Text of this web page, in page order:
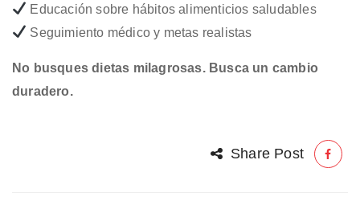
Educación sobre hábitos alimenticios saludables
Seguimiento médico y metas realistas
No busques dietas milagrosas. Busca un cambio
duradero.
Share Post